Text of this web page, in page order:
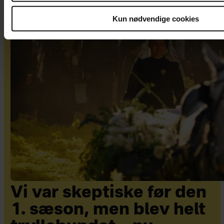
Kun nødvendige cookies
Vi var skeptiske før den
1. sæson, men blev helt